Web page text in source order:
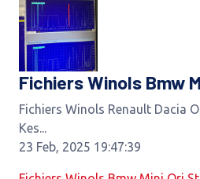
Fichiers Winols Bmw
Fichiers Winols Renault Dacia
Kes...
23 Feb, 2025 19:47:39